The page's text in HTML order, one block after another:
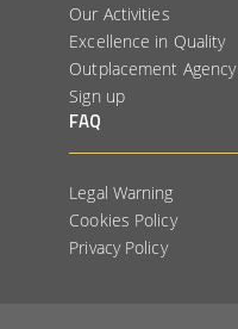
Our Activities
Excellence in Quality
Outplacement Agency
Sign up
FAQ
Legal Warning
Cookies Policy
Privacy Policy